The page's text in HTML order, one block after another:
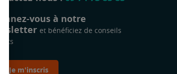
vous à notre
et bénéficiez de conseils
Je m'inscris